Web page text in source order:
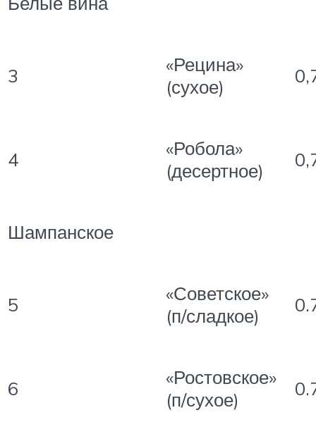
3
«Рецина»
(сухое)
4
«Робола»
(десертное)
Шампанское
5
«Советское»
(п/сладкое)
6
«Ростовское»
(п/сухое)